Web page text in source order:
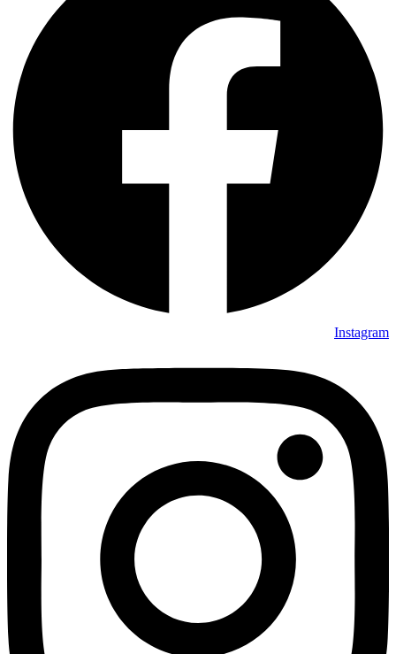
Instagram